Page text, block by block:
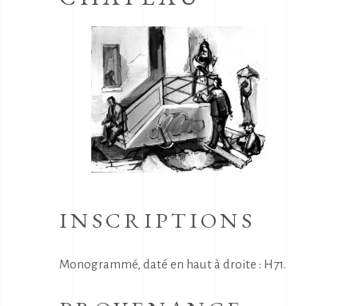
INSCRIPTIONS
Monogrammé, daté en haut à droite : H71.